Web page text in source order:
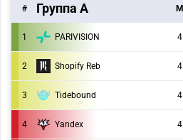
# Группа A M
1 PARIVISION 4
2 Shopify Reb 4
3 Tidebound 4
4 Yandex 4